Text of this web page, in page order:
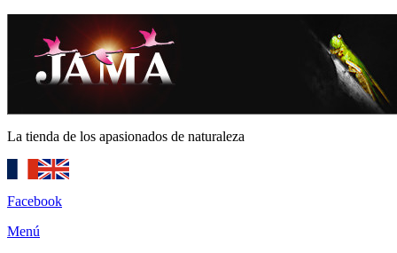
La tienda de los apasionados de naturaleza
Facebook
Menú